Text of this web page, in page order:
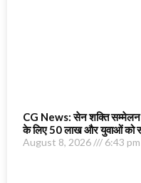
CG News: सेन शक्ति सम्मेलन
के लिए 50 लाख और युवाओं को
August 8, 2026 6:43 pm